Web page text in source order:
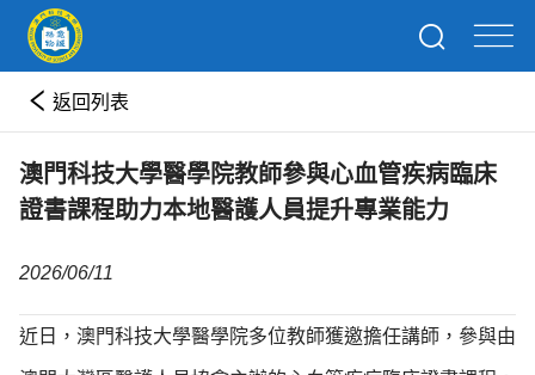
返回列表
澳門科技大學醫學院教師參與心血管疾病臨床
證書課程助力本地醫護人員提升專業能力
2026/06/11
近日，澳門科技大學醫學院多位教師獲邀擔任講師，參與由